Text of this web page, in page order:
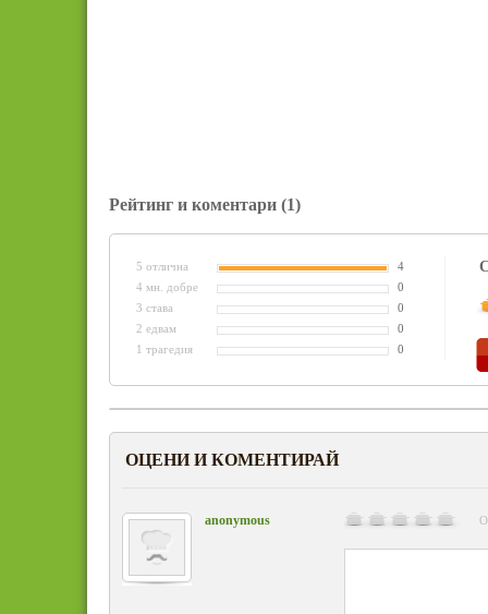
Рейтинг и коментари (1)
5 отлична
4
4 мн. добре
0
3 става
0
2 едвам
0
1 трагедия
0
ОЦЕНИ И КОМЕНТИРАЙ
anonymous